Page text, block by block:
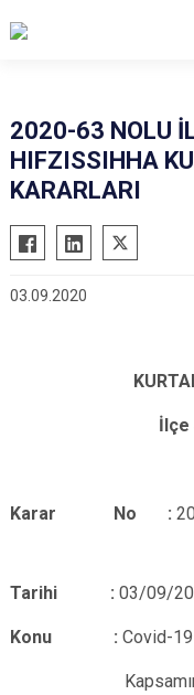
Tillo
Eruh
2020-63 NOLU
HIFZISSIHHA
KARARLARI
03.09.2020
İlçe
Karar No :
Tarihi : 03/09/
Konu : Covid-
Kapsamında